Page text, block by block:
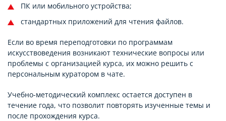
ПК или мобильного устройства;
стандартных приложений для чтения файлов.
Если во время переподготовки по программам
искусствоведения возникают технические вопросы или
проблемы с организацией курса, их можно решить с
персональным куратором в чате.
Учебно-методический комплекс остается доступен в
течение года, что позволит повторять изученные темы и
после прохождения курса.